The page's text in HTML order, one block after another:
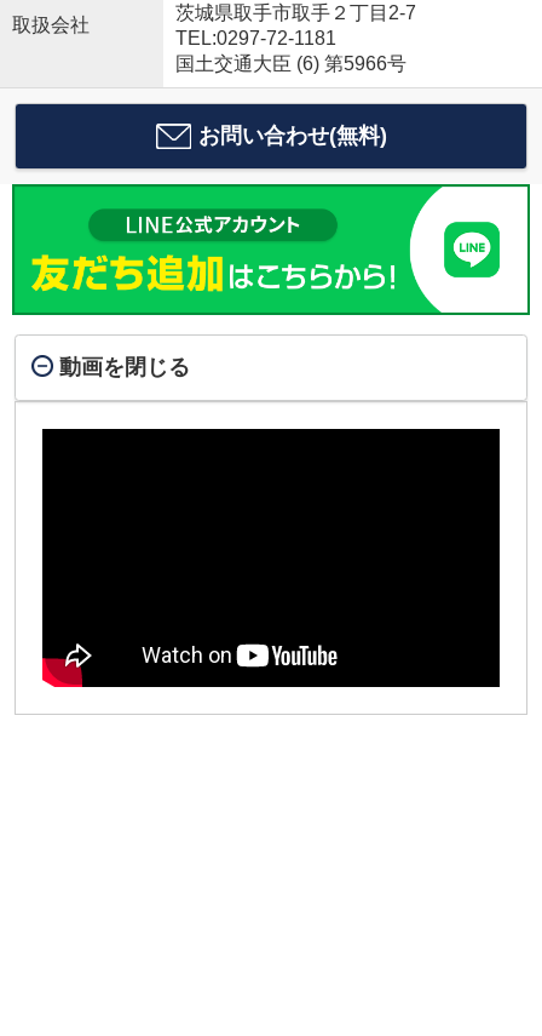
取扱会社
茨城県取手市取手２丁目2-7
TEL:0297-72-1181
国土交通大臣 (6) 第5966号
お問い合わせ(無料)
動画を閉じる